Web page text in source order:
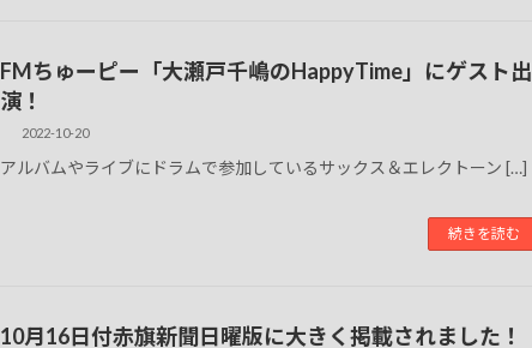
FMちゅーピー「大瀬戸千嶋のHappyTime」にゲスト出
演！
2022-10-20
アルバムやライブにドラムで参加しているサックス＆エレクトーン […]
続きを読む
10月16日付赤旗新聞日曜版に大きく掲載されました！